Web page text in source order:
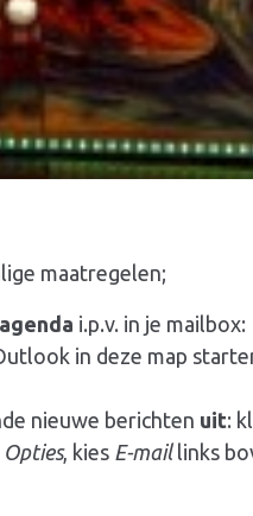
maatregelen;
agenda i.p.v. in je mailbox:
in deze map
nieuwe berichten uit:
Opties, kies E-mail links